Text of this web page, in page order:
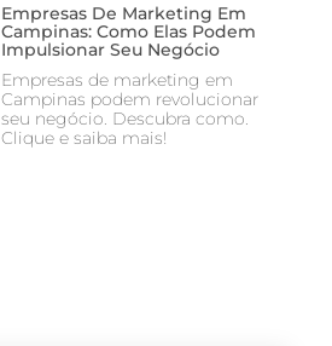
Empresas De Marketing Em
Campinas: Como Elas Podem
Impulsionar Seu Negócio
Empresas de marketing em
Campinas podem revolucionar
seu negócio. Descubra como.
Clique e saiba mais!